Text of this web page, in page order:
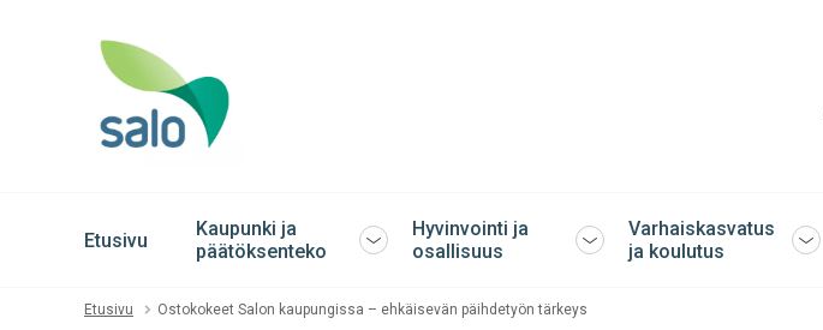
Etusivu
Kaupunki ja
päätöksenteko
Avaa
sulje
Hyvinvointi ja
osallisuus
Avaa
sulje
Varhaiskasvatus
ja koulutus
Avaa
Etusivu Ostokokeet Salon kaupungissa – ehkäisevän päihdetyön tärkeys